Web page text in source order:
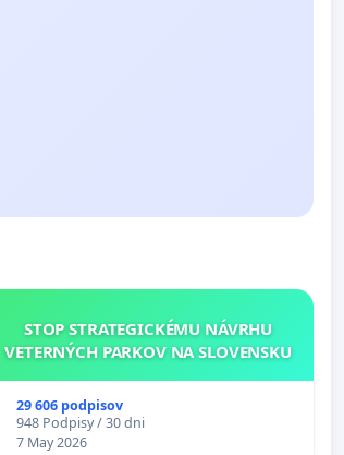
STOP STRATEGICKÉMU NÁVRHU
VETERNÝCH PARKOV NA SLOVENSKU
29 606 podpisov
948 Podpisy / 30 dni
7 May 2026